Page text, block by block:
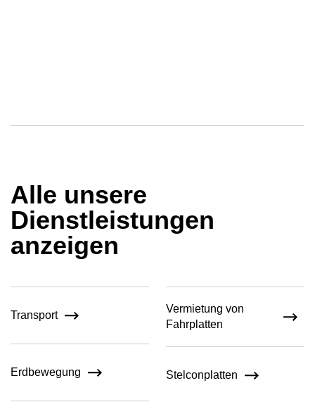
Alle unsere
Dienstleistungen
anzeigen
Transport
Erdbewegung
Vermietung von
Fahrplatten
Stelconplatten